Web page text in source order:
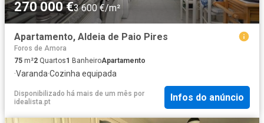
270 000 €3 600 €/m²
Apartamento, Aldeia de Paio Pires
Foros de Amora
75 m²2 Quartos1 BanheiroApartamento
·Varanda·Cozinha equipada
Disponibilizado há mais de um mês por
idealista.pt
Infos do anúncio